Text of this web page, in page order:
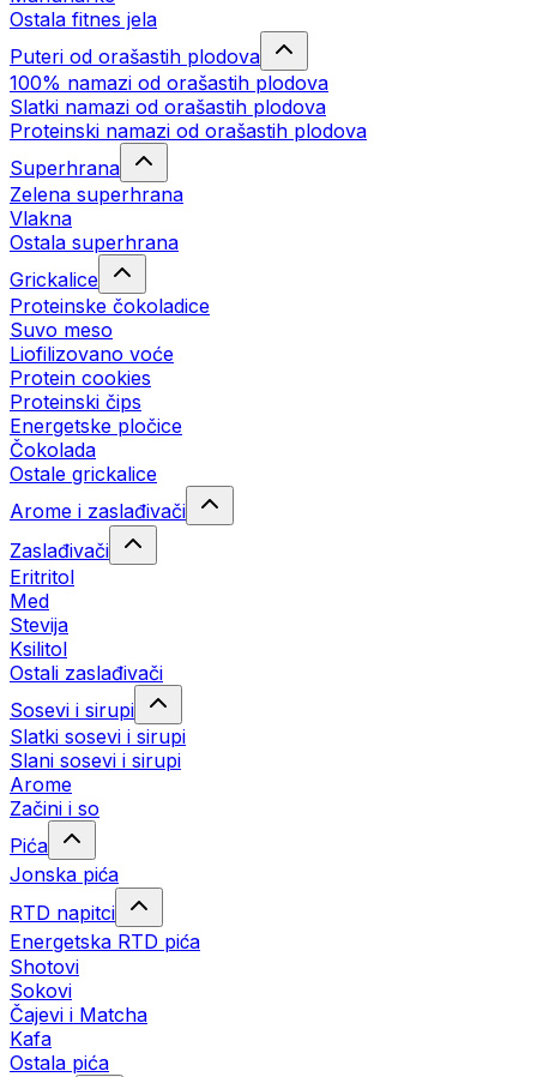
Ostala fitnes jela
Puteri od orašastih plodova
100% namazi od orašastih plodova
Slatki namazi od orašastih plodova
Proteinski namazi od orašastih plodova
Superhrana
Zelena superhrana
Vlakna
Ostala superhrana
Grickalice
Proteinske čokoladice
Suvo meso
Liofilizovano voće
Protein cookies
Proteinski čips
Energetske pločice
Čokolada
Ostale grickalice
Arome i zaslađivači
Zaslađivači
Eritritol
Med
Stevija
Ksilitol
Ostali zaslađivači
Sosevi i sirupi
Slatki sosevi i sirupi
Slani sosevi i sirupi
Arome
Začini i so
Pića
Jonska pića
RTD napitci
Energetska RTD pića
Shotovi
Sokovi
Čajevi i Matcha
Kafa
Ostala pića